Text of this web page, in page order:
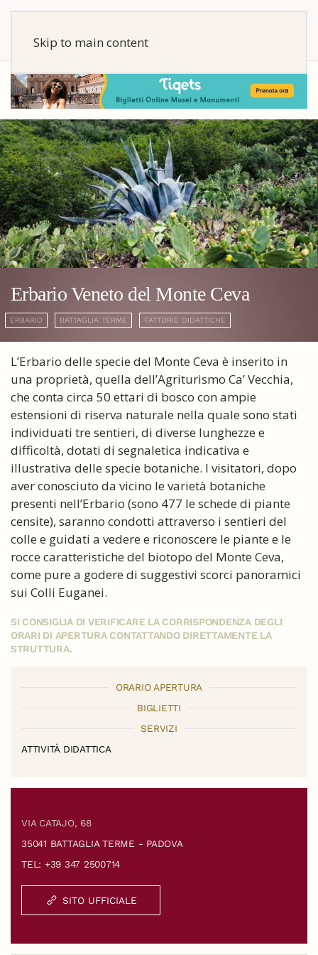
Skip to main content
Erbario Veneto del Monte Ceva
ERBARIO BATTAGLIA TERME FATTORIE DIDATTICHE
L’Erbario delle specie del Monte Ceva è inserito in
una proprietà, quella dell’Agriturismo Ca’ Vecchia,
che conta circa 50 ettari di bosco con ampie
estensioni di riserva naturale nella quale sono stati
individuati tre sentieri, di diverse lunghezze e
difficoltà, dotati di segnaletica indicativa e
illustrativa delle specie botaniche. I visitatori, dopo
aver conosciuto da vicino le varietà botaniche
presenti nell’Erbario (sono 477 le schede di piante
censite), saranno condotti attraverso i sentieri del
colle e guidati a vedere e riconoscere le piante e le
rocce caratteristiche del biotopo del Monte Ceva,
come pure a godere di suggestivi scorci panoramici
sui Colli Euganei.
SI CONSIGLIA DI VERIFICARE LA CORRISPONDENZA DEGLI
ORARI DI APERTURA CONTATTANDO DIRETTAMENTE LA
STRUTTURA.
ORARIO APERTURA
BIGLIETTI
SERVIZI
ATTIVITÀ DIDATTICA
VIA CATAJO, 68
35041 BATTAGLIA TERME - PADOVA
TEL: +39 347 2500714
SITO UFFICIALE